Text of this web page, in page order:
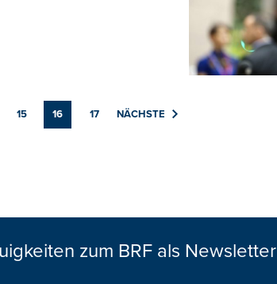
15 16 17 NÄCHSTE
zum BRF als Newsletter